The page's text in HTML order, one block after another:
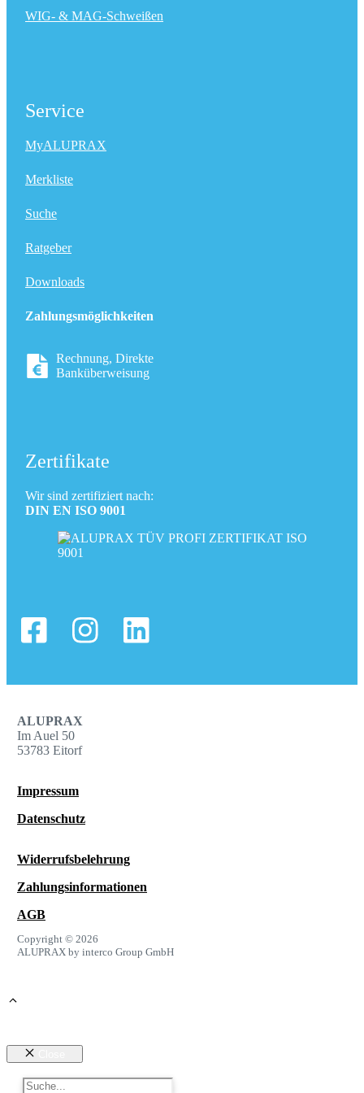
WIG- & MAG-Schweißen
Service
MyALUPRAX
Merkliste
Suche
Ratgeber
Downloads
Zahlungsmöglichkeiten
Rechnung, Direkte
Banküberweisung
Zertifikate
Wir sind zertifiziert nach:
DIN EN ISO 9001
ALUPRAX
Im Auel 50
53783 Eitorf
Impressum
Datenschutz
Widerrufsbelehrung
Zahlungsinformationen
AGB
Copyright © 2026
ALUPRAX by interco Group GmbH